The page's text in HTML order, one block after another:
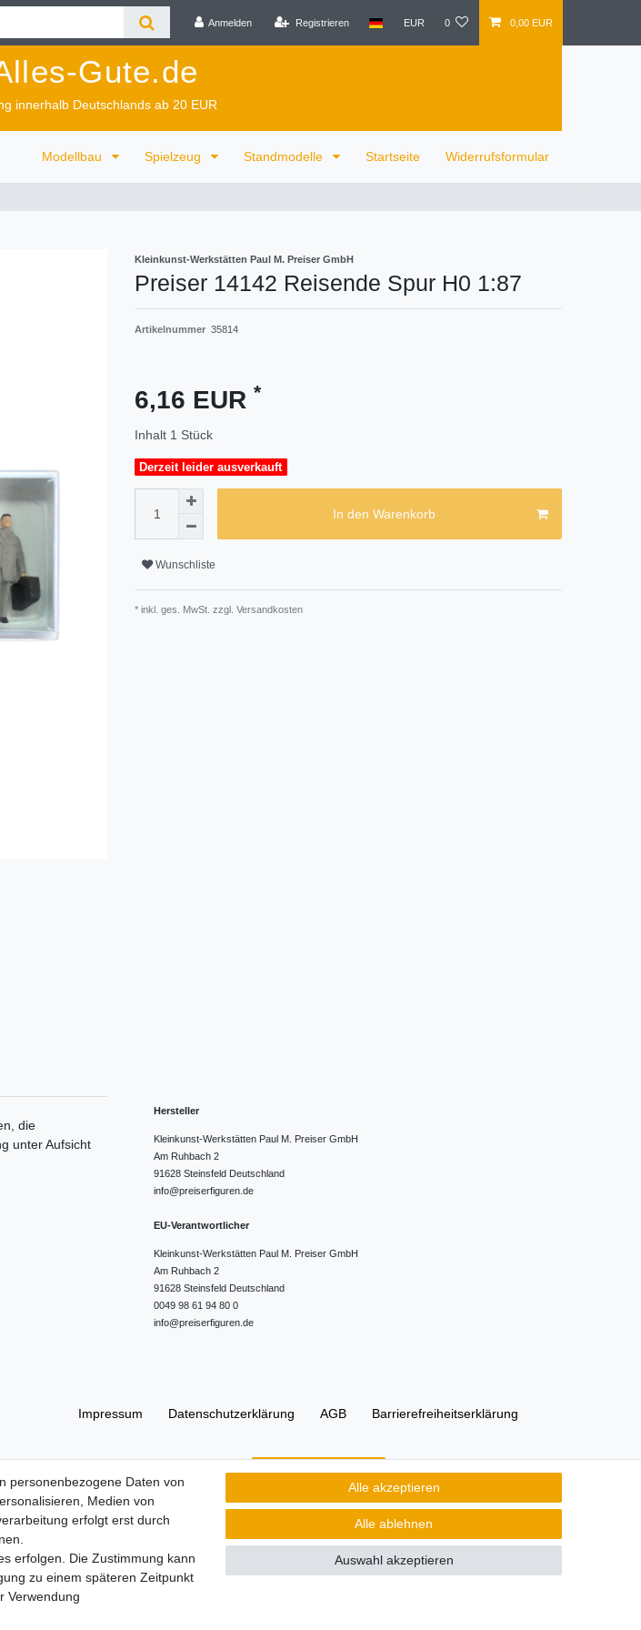
Anmelden Registrieren EUR 0 0,00 EUR
Gute.de
innerhalb Deutschlands ab 20 EUR
Modellbau Spielzeug Standmodelle Startseite Widerrufsformular
Kleinkunst-Werkstätten Paul M. Preiser GmbH
Preiser 14142 Reisende Spur H0 1:87
Artikelnummer 35814
6,16 EUR *
Inhalt 1 Stück
Derzeit leider ausverkauft
In den Warenkorb
Wunschliste
* inkl. ges. MwSt. zzgl. Versandkosten
die
unter Aufsicht
Hersteller
Kleinkunst-Werkstätten Paul M. Preiser GmbH
Am Ruhbach 2
91628 Steinsfeld Deutschland
info@preiserfiguren.de
EU-Verantwortlicher
Kleinkunst-Werkstätten Paul M. Preiser GmbH
Am Ruhbach 2
91628 Steinsfeld Deutschland
0049 98 61 94 80 0
info@preiserfiguren.de
Impressum
Daten­schutz­erklärung AGB Barrierefreiheitserklärung
Widerrufs­recht Vertrag widerrufen Kontakt
personenbezogene Daten von
Medien von
erfolgt erst durch
erfolgen. Die Zustimmung kann
zu einem späteren Zeitpunkt
Verwendung
Alle akzeptieren
Alle ablehnen
Auswahl akzeptieren